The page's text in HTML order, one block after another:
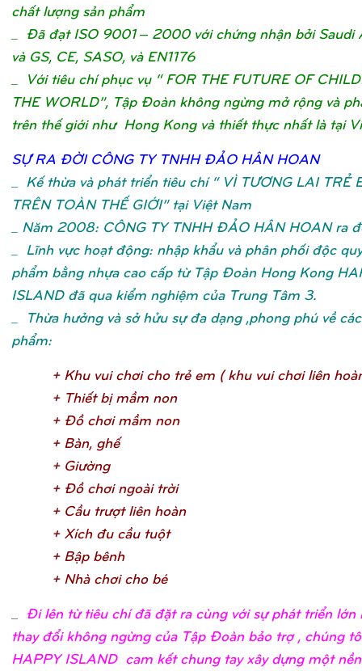
chất lượng sản phẩm
_ Đã đạt ISO 9001 – 2000 với chứng nhận bởi Saudi
và GS, CE, SASO, và EN1176
_ Với tiêu chí phục vụ “ FOR THE FUTURE OF
THE WORLD”, Tập Đoàn không ngừng mở rộng và
trên thế giới như Hong Kong và thiết thực nhất là tại
SỰRA ĐỜI CÔNG TY TNHH ĐẢO HÂN HOAN
Kế thừa và phát triển tiêu chí “ VÌ TƯƠNG LAI TRẺ
TRÊN TOÀN THẾ GIỚI” tại Việt Nam
_ Năm 2008: CÔNG TY TNHH ĐẢO HÂN HOAN ra
_ Lĩnh vực hoạt động: nhập khẩu và phân phối độc
phẩm bằng nhựa cao cấp từ Tập Đoàn Hong Kong
ISLAND đã qua kiểm nghiệm của Trung Tâm 3.
_ Thừa hưởng và sở hửu sự đa dạng ,phong phú về
phẩm:
+ Khu vui chơi cho trẻem ( khu vui chơi liên
+ Thiết bịmầm non
+ Đồchơi mầm non
+ Bàn, ghế
+ Giường
+ Đồchơi ngoài trời
+ Cầu trượt liên hoàn
+ Xích đu cầu tuột
+ Bập bênh
+ Nhà chơi cho bé
Đi lên từ tiêu chí đã đặt ra cùng với sự phát triển lớn
thay đổi không ngừng của Tập Đoàn bảo trợ , chúng
HAPPY ISLAND cam kết chung tay xây dựng một